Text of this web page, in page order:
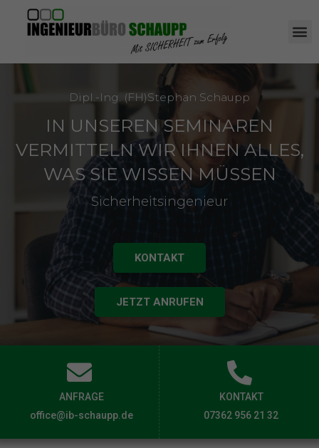
Dipl.-Ing. (FH)Stephan Schaupp
IN UNSEREN SEMINAREN
VERMITTELN WIR IHNEN ALLES,
WAS SIE WISSEN MÜSSEN
Sicherheitsingenieur
KONTAKT
JETZT ANRUFEN
ANFRAGE
office@ib-schaupp.de
KONTAKT
07362 956 21 32